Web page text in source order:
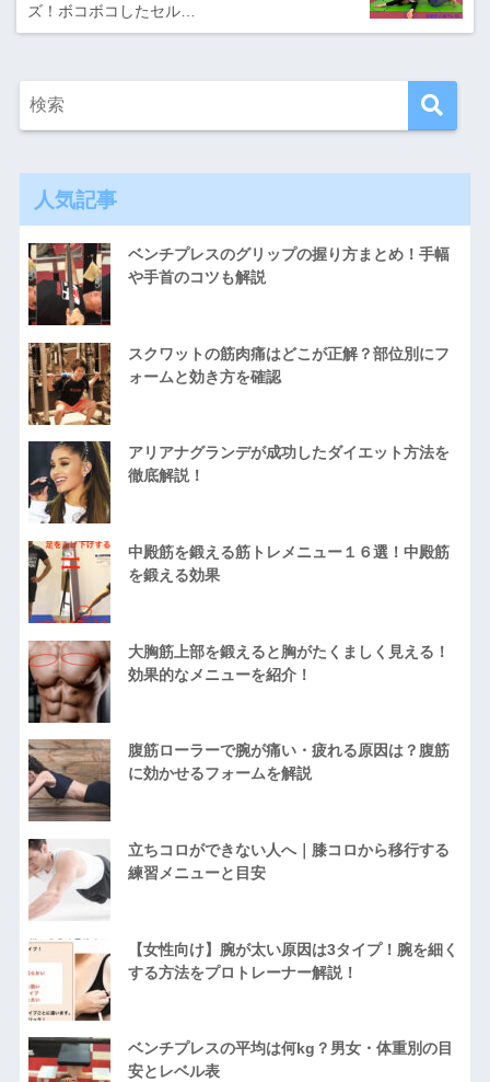
ズ！ボコボコしたセル…
人気記事
ベンチプレスのグリップの握り方まとめ！手幅
や手首のコツも解説
スクワットの筋肉痛はどこが正解？部位別にフ
ォームと効き方を確認
アリアナグランデが成功したダイエット方法を
徹底解説！
中殿筋を鍛える筋トレメニュー１６選！中殿筋
を鍛える効果
大胸筋上部を鍛えると胸がたくましく見える！
効果的なメニューを紹介！
腹筋ローラーで腕が痛い・疲れる原因は？腹筋
に効かせるフォームを解説
立ちコロができない人へ｜膝コロから移行する
練習メニューと目安
【女性向け】腕が太い原因は3タイプ！腕を細く
する方法をプロトレーナー解説！
ベンチプレスの平均は何kg？男女・体重別の目
安とレベル表